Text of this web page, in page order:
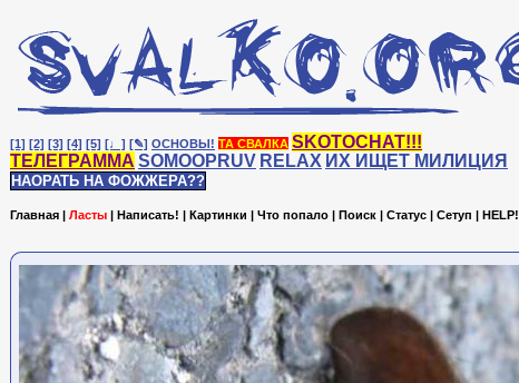
[1] [2] [3] [4] [5] [♩] [✎] ОСНОВЫ! ТА СВАЛКА SKOTOCHAT!!!
ТЕЛЕГРАММА SOMOOPRUV RELAX ИХ ИЩЕТ МИЛИЦИЯ
НАОРАТЬ НА ФОЖЖЕРА??
Главная | Ласты | Написать! | Картинки | Что попало | Поиск | Статус | Сетуп | HELP!